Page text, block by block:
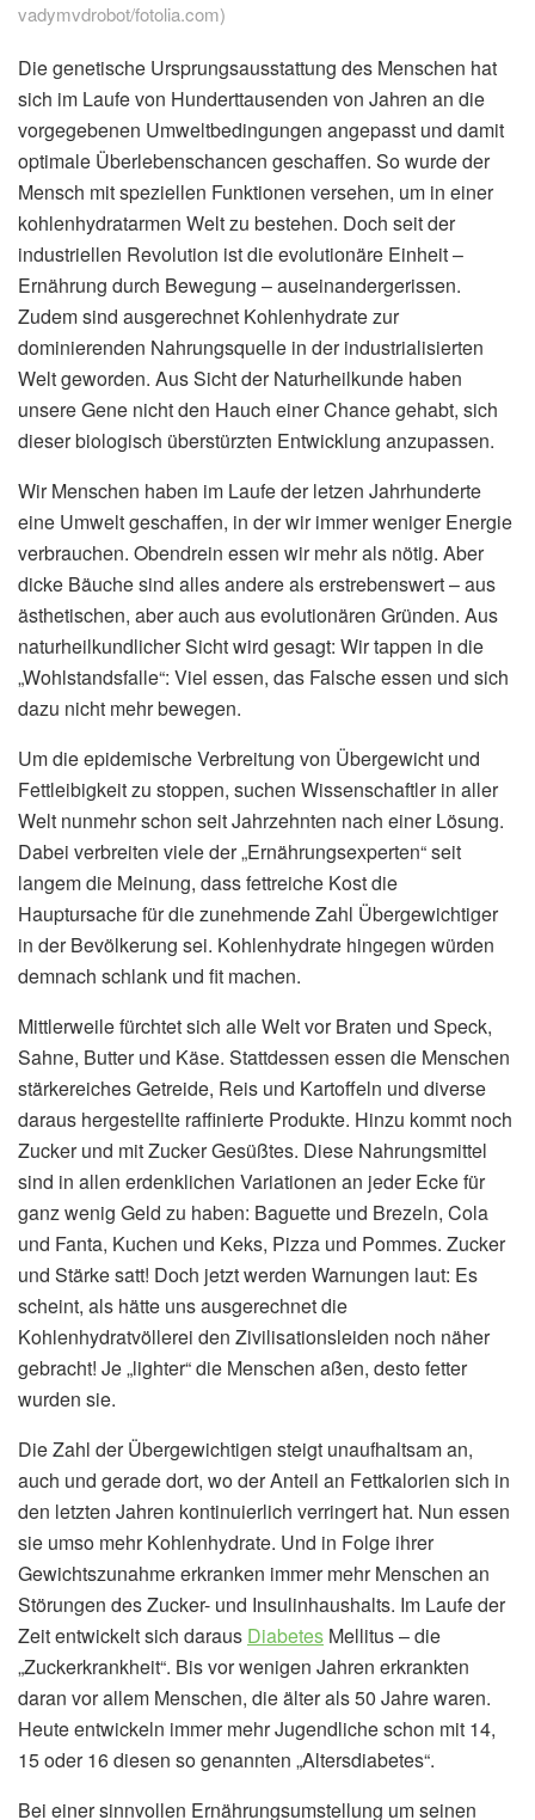
vadymvdrobot/fotolia.com)
Die genetische Ursprungsausstattung des Menschen hat
sich im Laufe von Hunderttausenden von Jahren an die
vorgegebenen Umweltbedingungen angepasst und damit
optimale Überlebenschancen geschaffen. So wurde der
Mensch mit speziellen Funktionen versehen, um in einer
kohlenhydratarmen Welt zu bestehen. Doch seit der
industriellen Revolution ist die evolutionäre Einheit –
Ernährung durch Bewegung – auseinandergerissen.
Zudem sind ausgerechnet Kohlenhydrate zur
dominierenden Nahrungsquelle in der industrialisierten
Welt geworden. Aus Sicht der Naturheilkunde haben
unsere Gene nicht den Hauch einer Chance gehabt, sich
dieser biologisch überstürzten Entwicklung anzupassen.
Wir Menschen haben im Laufe der letzen Jahrhunderte
eine Umwelt geschaffen, in der wir immer weniger Energie
verbrauchen. Obendrein essen wir mehr als nötig. Aber
dicke Bäuche sind alles andere als erstrebenswert – aus
ästhetischen, aber auch aus evolutionären Gründen. Aus
naturheilkundlicher Sicht wird gesagt: Wir tappen in die
„Wohlstandsfalle“: Viel essen, das Falsche essen und sich
dazu nicht mehr bewegen.
Um die epidemische Verbreitung von Übergewicht und
Fettleibigkeit zu stoppen, suchen Wissenschaftler in aller
Welt nunmehr schon seit Jahrzehnten nach einer Lösung.
Dabei verbreiten viele der „Ernährungsexperten“ seit
langem die Meinung, dass fettreiche Kost die
Hauptursache für die zunehmende Zahl Übergewichtiger
in der Bevölkerung sei. Kohlenhydrate hingegen würden
demnach schlank und fit machen.
Mittlerweile fürchtet sich alle Welt vor Braten und Speck,
Sahne, Butter und Käse. Stattdessen essen die Menschen
stärkereiches Getreide, Reis und Kartoffeln und diverse
daraus hergestellte raffinierte Produkte. Hinzu kommt noch
Zucker und mit Zucker Gesüßtes. Diese Nahrungsmittel
sind in allen erdenklichen Variationen an jeder Ecke für
ganz wenig Geld zu haben: Baguette und Brezeln, Cola
und Fanta, Kuchen und Keks, Pizza und Pommes. Zucker
und Stärke satt! Doch jetzt werden Warnungen laut: Es
scheint, als hätte uns ausgerechnet die
Kohlenhydratvöllerei den Zivilisationsleiden noch näher
gebracht! Je „lighter“ die Menschen aßen, desto fetter
wurden sie.
Die Zahl der Übergewichtigen steigt unaufhaltsam an,
auch und gerade dort, wo der Anteil an Fettkalorien sich in
den letzten Jahren kontinuierlich verringert hat. Nun essen
sie umso mehr Kohlenhydrate. Und in Folge ihrer
Gewichtszunahme erkranken immer mehr Menschen an
Störungen des Zucker- und Insulinhaushalts. Im Laufe der
Zeit entwickelt sich daraus Diabetes Mellitus – die
„Zuckerkrankheit“. Bis vor wenigen Jahren erkrankten
daran vor allem Menschen, die älter als 50 Jahre waren.
Heute entwickeln immer mehr Jugendliche schon mit 14,
15 oder 16 diesen so genannten „Altersdiabetes“.
Bei einer sinnvollen Ernährungsumstellung um seinen